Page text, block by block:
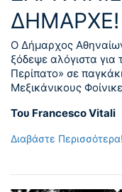
ΔΗΜΑΡΧΕ!
Ο Δήμαρχος
ξόδεψε αλόγιστα
Περίπατο» σε
Μεξικάνικους
Του Francesco Vitali
Διαβάστε Περισσότερα!